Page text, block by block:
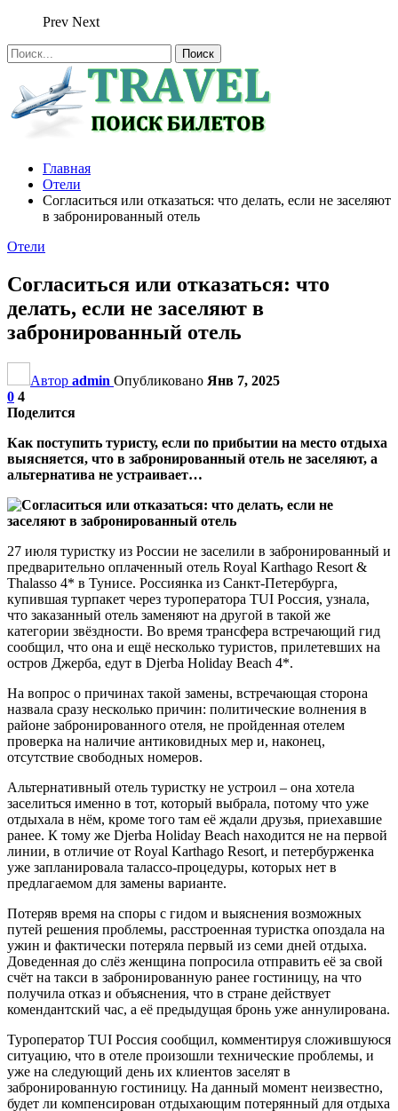
Prev Next
Главная
Отели
Согласиться или отказаться: что делать, если не заселяют
в забронированный отель
Отели
Согласиться или отказаться: что
делать, если не заселяют в
забронированный отель
Автор admin Опубликовано Янв 7, 2025
0 4
Поделится
Как поступить туристу, если по прибытии на место отдыха
выясняется, что в забронированный отель не заселяют, а
альтернатива не устраивает…
27 июля туристку из России не заселили в забронированный и
предварительно оплаченный отель Royal Karthago Resort &
Thalasso 4* в Тунисе. Россиянка из Санкт-Петербурга,
купившая турпакет через туроператора TUI Россия, узнала,
что заказанный отель заменяют на другой в такой же
категории звёздности. Во время трансфера встречающий гид
сообщил, что она и ещё несколько туристов, прилетевших на
остров Джерба, едут в Djerba Holiday Beach 4*.
На вопрос о причинах такой замены, встречающая сторона
назвала сразу несколько причин: политические волнения в
районе забронированного отеля, не пройденная отелем
проверка на наличие антиковидных мер и, наконец,
отсутствие свободных номеров.
Альтернативный отель туристку не устроил – она хотела
заселиться именно в тот, который выбрала, потому что уже
отдыхала в нём, кроме того там её ждали друзья, приехавшие
ранее. К тому же Djerba Holiday Beach находится не на первой
линии, в отличие от Royal Karthago Resort, и петербурженка
уже запланировала талассо-процедуры, которых нет в
предлагаемом для замены варианте.
Потеряв время на споры с гидом и выяснения возможных
путей решения проблемы, расстроенная туристка опоздала на
ужин и фактически потеряла первый из семи дней отдыха.
Доведенная до слёз женщина попросила отправить её за свой
счёт на такси в забронированную ранее гостиницу, на что
получила отказ и объяснения, что в стране действует
комендантский час, а её предыдущая бронь уже аннулирована.
Туроператор TUI Россия сообщил, комментируя сложившуюся
ситуацию, что в отеле произошли технические проблемы, и
уже на следующий день их клиентов заселят в
забронированную гостиницу. На данный момент неизвестно,
будет ли компенсирован отдыхающим потерянный для отдыха